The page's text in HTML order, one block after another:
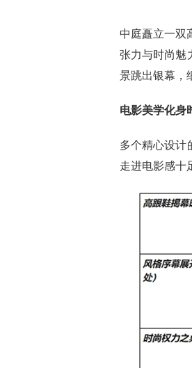
中庭矗立一双
张力与时尚魅
景跳出银幕，
电影美学化身
多个精心设计
走进电影感十